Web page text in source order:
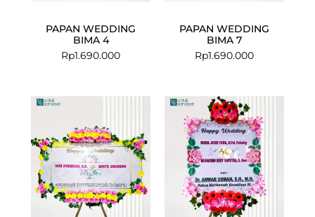
PAPAN WEDDING
BIMA 4
Rp1.690.000
PAPAN WEDDING
BIMA 7
Rp1.690.000